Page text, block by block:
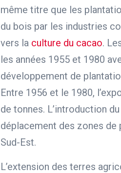
même titre que les
du bois par les industries
vers la culture du cacao.
les années 1955 et 1980
développement de
Entre 1956 et le 1980,
de tonnes. L’introduction
déplacement des zones
Sud-Est.
L’extension des terres